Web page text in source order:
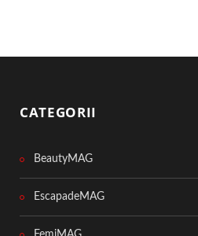
CATEGORII
BeautyMAG
EscapadeMAG